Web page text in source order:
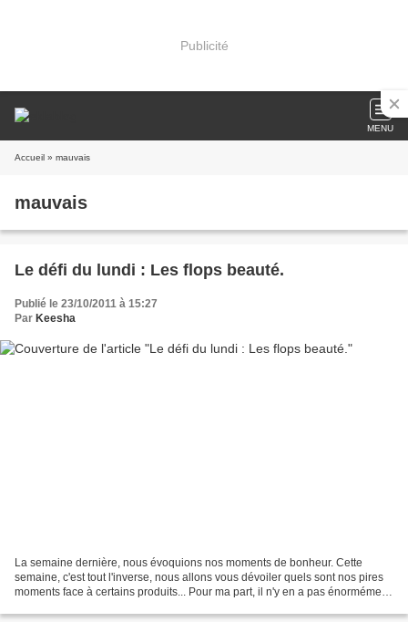
Publicité
MENU
Accueil » mauvais
mauvais
Le défi du lundi : Les flops beauté.
Publié le 23/10/2011 à 15:27
Par Keesha
La semaine dernière, nous évoquions nos moments de bonheur. Cette
semaine, c'est tout l'inverse, nous allons vous dévoiler quels sont nos pires
moments face à certains produits... Pour ma part, il n'y en a pas énormément,